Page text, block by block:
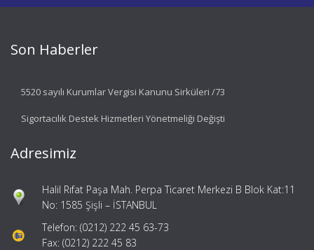
Son Haberler
5520 sayılı Kurumlar Vergisi Kanunu Sirküleri /73
Sigortacılık Destek Hizmetleri Yönetmeliği Değişti
Adresimiz
Halil Rıfat Paşa Mah. Perpa Ticaret Merkezi B Blok Kat:11
No: 1585 Şişli – İSTANBUL
Telefon: (0212) 222 45 63-73
Fax: (0212) 222 45 83